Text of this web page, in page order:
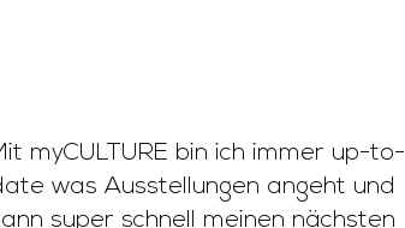
myCULTURE bin ich immer up-to-
was Ausstellungen angeht und
super schnell meinen nächsten